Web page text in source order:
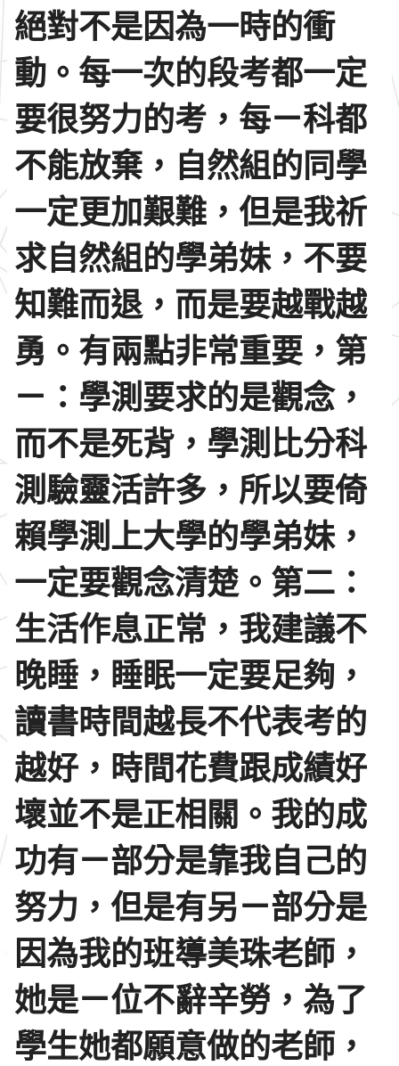
絕對不是因為一時的衝
動。每一次的段考都一定
要很努力的考，每ㄧ科都
不能放棄，自然組的同學
一定更加艱難，但是我祈
求自然組的學弟妹，不要
知難而退，而是要越戰越
勇。有兩點非常重要，第
ㄧ：學測要求的是觀念，
而不是死背，學測比分科
測驗靈活許多，所以要倚
賴學測上大學的學弟妹，
一定要觀念清楚。第二：
生活作息正常，我建議不
晚睡，睡眠一定要足夠，
讀書時間越長不代表考的
越好，時間花費跟成績好
壞並不是正相關。我的成
功有ㄧ部分是靠我自己的
努力，但是有另ㄧ部分是
因為我的班導美珠老師，
她是ㄧ位不辭辛勞，為了
學生她都願意做的老師，